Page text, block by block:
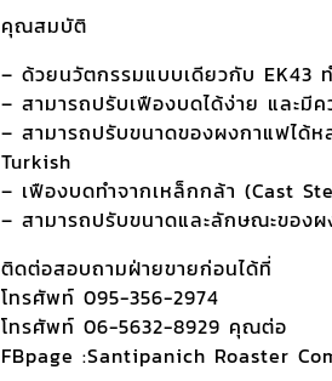
คุณสมบัติ
– ด้วยนวัตกรรมแบบเดียวกับ EK43
– สามารถปรับเฟืองบดได้ง่าย และมี
– สามารถปรับขนาดของผงกาแฟได้ห
Turkish
– เฟืองบดทำจากเหล็กกล้า (Cast
– สามารถปรับขนาดและลักษณะของ
ติดต่อสอบถามฝ่ายขายก่อนได้ที่
โทรศัพท์ 095-356-2974
โทรศัพท์ 06-5632-8929 คุณต่อ
FBpage :Santipanich Roaster